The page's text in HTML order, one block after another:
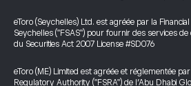
eToro (Seychelles) Ltd. est agréée par la
Seychelles ("FSAS") pour fournir des services
du Securities Act 2007 License #SD076
eToro (ME) Limited est agréée et réglementée
Regulatory Authority ("FSRA") de l’Abu Dhabi